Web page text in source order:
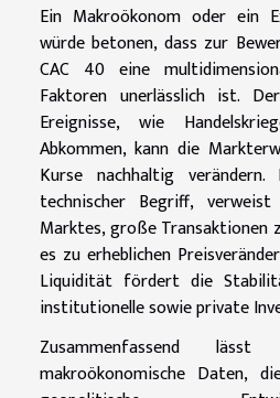
Ein Makroökonom oder ein
würde betonen, dass zur
CAC 40 eine
Faktoren unerlässlich ist.
Ereignisse, wie
Abkommen, kann die
Kurse nachhaltig
technischer Begriff,
Marktes, große Transaktionen
es zu erheblichen
Liquidität fördert die
institutionelle sowie private
Zusammenfassend
makroökonomische Daten,